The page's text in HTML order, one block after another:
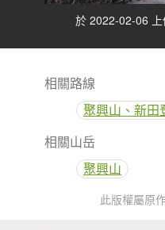
於 2022-02-06
相關路線
聚興山、新田
相關山岳
聚興山
此版權屬原